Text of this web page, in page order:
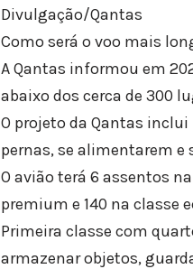
Divulgação/Qantas
Como será o voo mais
A Qantas informou em
abaixo dos cerca de 300
O projeto da Qantas
pernas, se alimentarem e
O avião terá 6 assentos
premium e 140 na classe
Primeira classe com
armazenar objetos,